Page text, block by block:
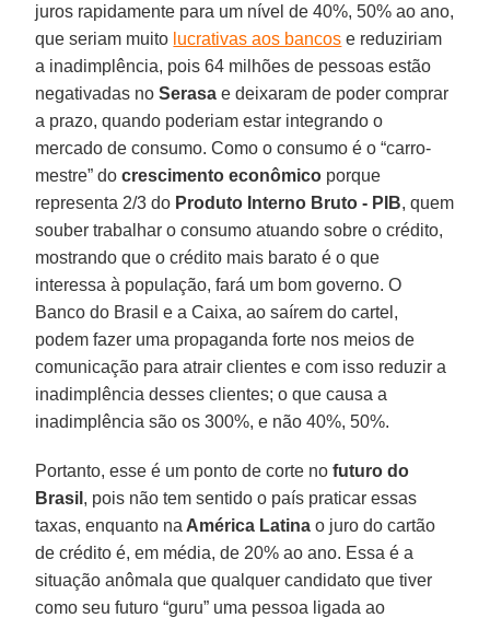
juros rapidamente para um nível de 40%, 50% ao ano,
que seriam muito lucrativas aos bancos e reduziriam
a inadimplência, pois 64 milhões de pessoas estão
negativadas noSerasa e deixaram de poder comprar
a prazo, quando poderiam estar integrando o
mercado de consumo. Como o consumo é o “carro-
mestre” docrescimento econômico porque
representa 2/3 do Produto Interno Bruto - PIB, quem
souber trabalhar o consumo atuando sobre o crédito,
mostrando que o crédito mais barato é o que
interessa à população, fará um bom governo. O
Banco do Brasil e a Caixa, ao saírem do cartel,
podem fazer uma propaganda forte nos meios de
comunicação para atrair clientes e com isso reduzir a
inadimplência desses clientes; o que causa a
inadimplência são os 300%, e não 40%, 50%.
Portanto, esse é um ponto de corte no futuro do
Brasil , pois não tem sentido o país praticar essas
taxas, enquanto na América Latina o juro do cartão
de crédito é, em média, de 20% ao ano. Essa é a
situação anômala que qualquer candidato que tiver
como seu futuro “guru” uma pessoa ligada ao